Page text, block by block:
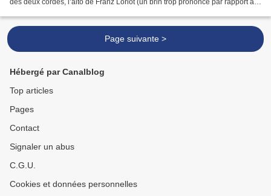
Page suivante >
Hébergé par Canalblog
Top articles
Pages
Contact
Signaler un abus
C.G.U.
Cookies et données personnelles